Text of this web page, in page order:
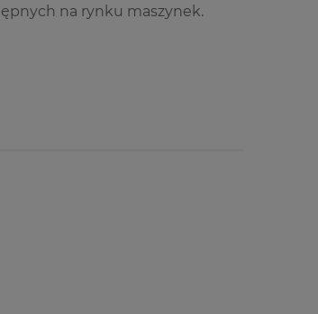
na rynku maszynek.